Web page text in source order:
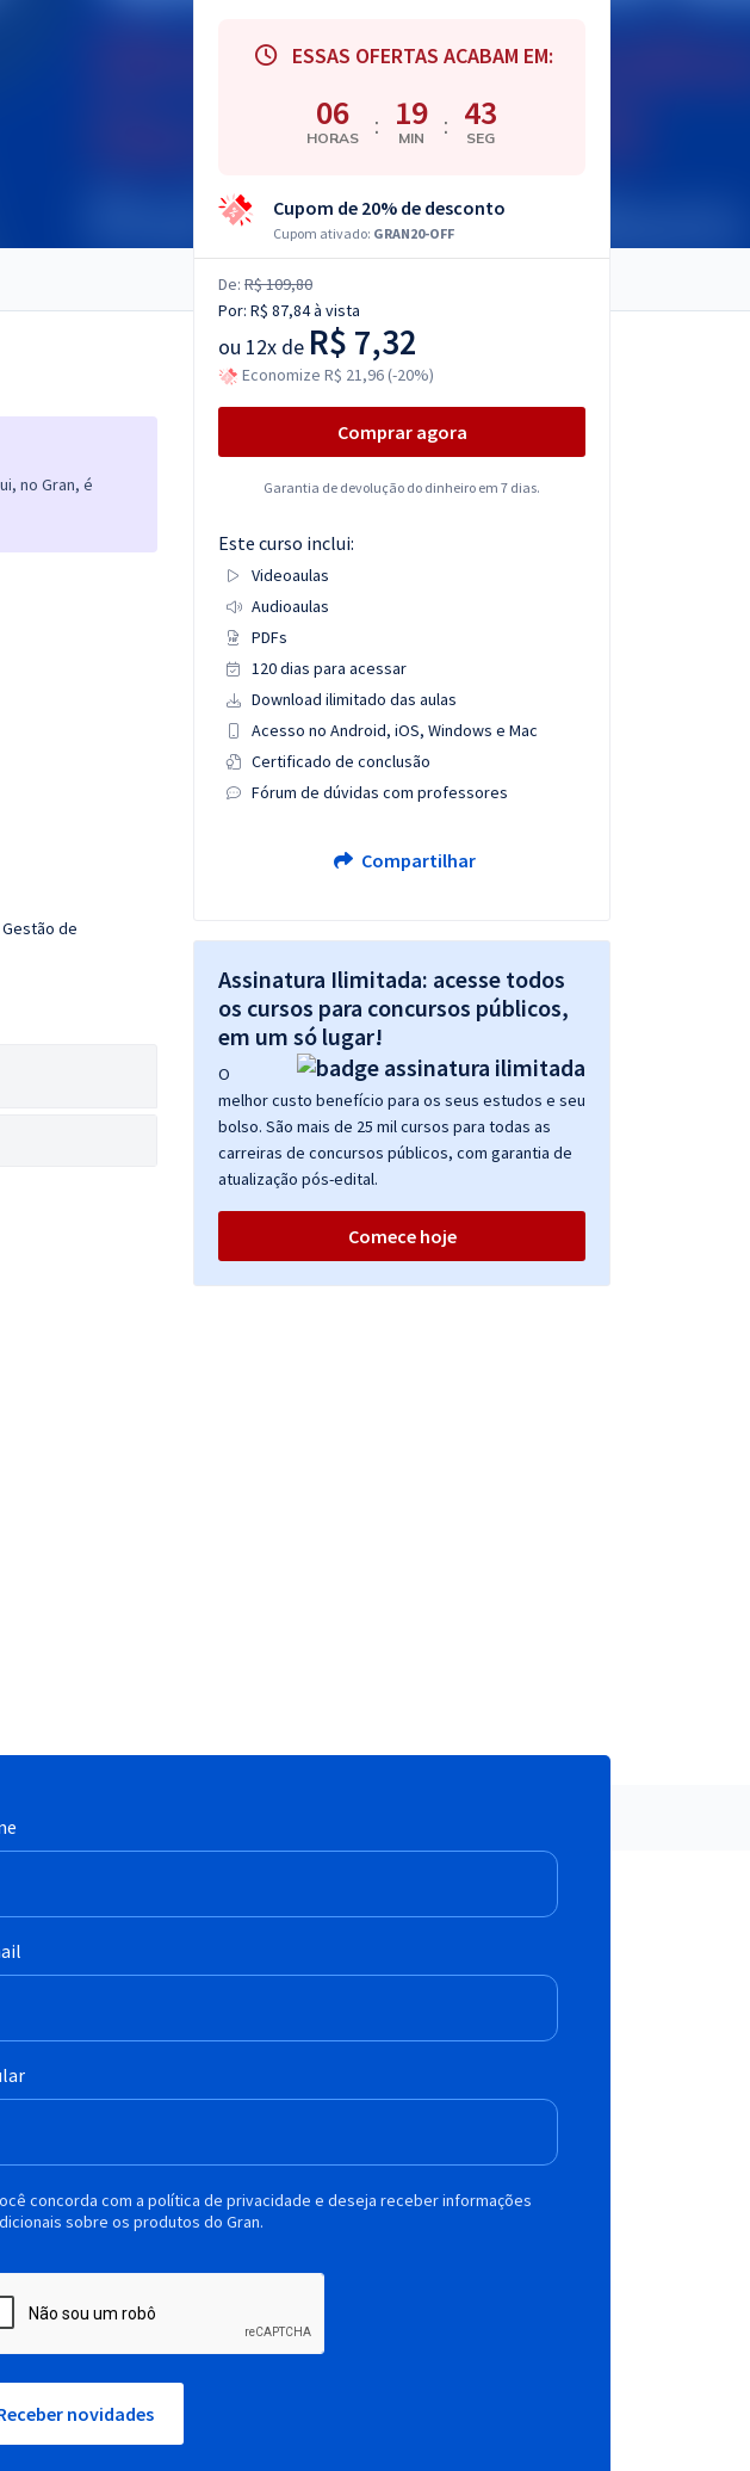
no Gran, é
Gestão de
ESSAS OFERTAS ACABAM EM:
06
HORAS : 19
MIN : 41
SEG
Cupom de 20% de desconto
Cupom ativado: GRAN20-OFF
De: R$ 109,80
Por: R$ 87,84à vista
ou 12x de R$ 7,32
Economize R$ 21,96 (-20%)
Comprar agora
Garantia de devolução do dinheiro em 7 dias.
Este curso inclui:
Videoaulas
Audioaulas
PDFs
120 dias para acessar
Download ilimitado das aulas
Acesso no Android, iOS, Windows e Mac
Certificado de conclusão
Fórum de dúvidas com professores
Compartilhar
Assinatura Ilimitada: acesse todos
os cursos para concursos públicos,
em um só lugar!
O
melhor custo benefício para os seus estudos e seu
bolso. São mais de 25 mil cursos para todas as
carreiras de concursos públicos, com garantia de
atualização pós-edital.
Comece hoje
concorda com a política de privacidade e deseja receber informações
sobre os produtos do Gran.
novidades